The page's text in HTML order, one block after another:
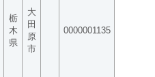
栃
木
県
大
田
原
市
0000001135